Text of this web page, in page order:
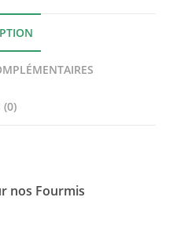
(0)
nos Fourmis